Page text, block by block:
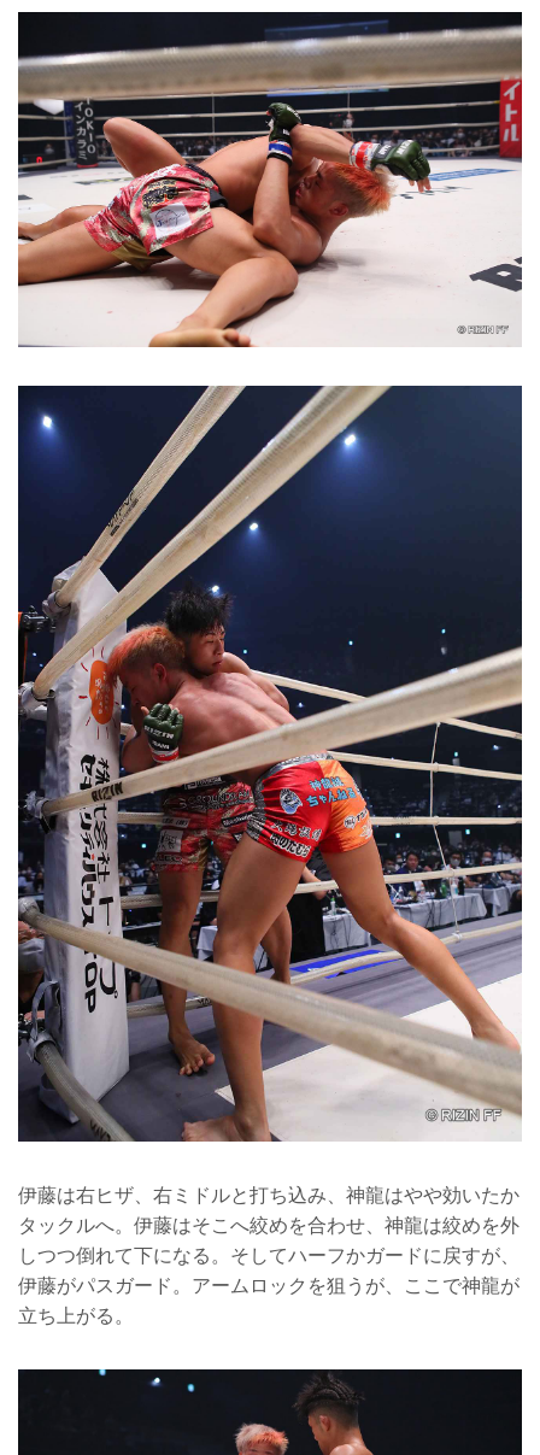
伊藤は右ヒザ、右ミドルと打ち込み、神龍はやや効いたか
タックルへ。伊藤はそこへ絞めを合わせ、神龍は絞めを外
しつつ倒れて下になる。そしてハーフかガードに戻すが、
伊藤がパスガード。アームロックを狙うが、ここで神龍が
立ち上がる。